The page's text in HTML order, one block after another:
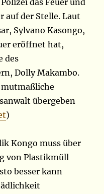
das Feuer und
auf der Stelle. Laut
Sylvano Kasongo,
eröffnet hat,
des
Dolly Makambo.
mutmaßliche
übergeben
)
Kongo muss über
von Plastikmüll
besser kann